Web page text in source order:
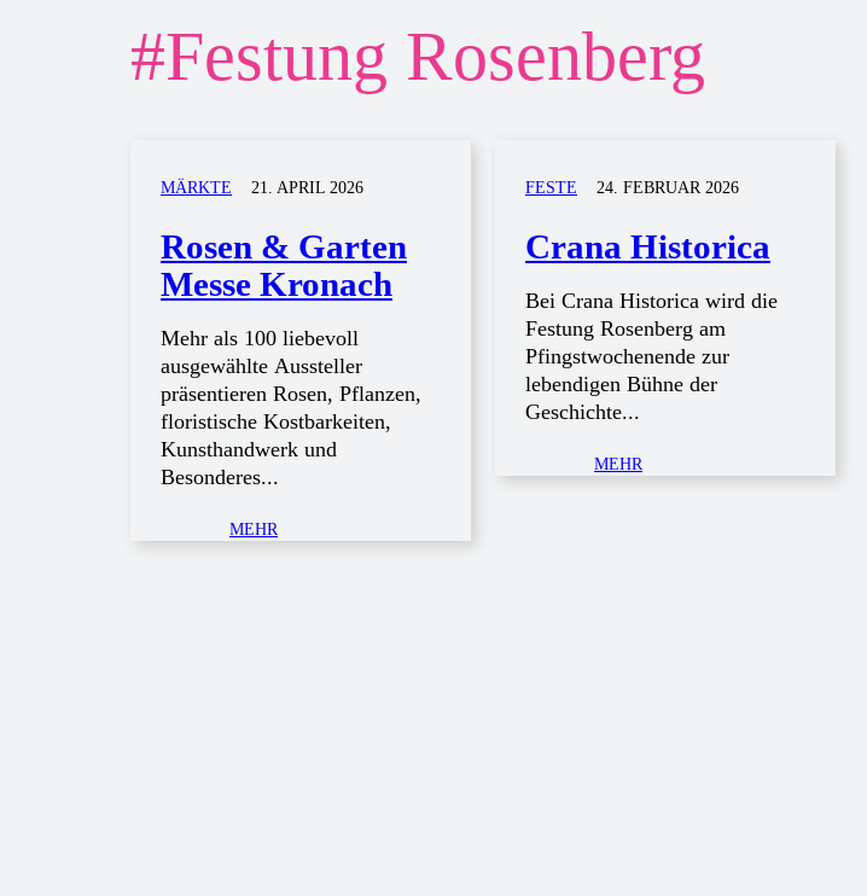
#Festung Rosenberg
MÄRKTE 21. APRIL 2026
Rosen & Garten
Messe Kronach
Mehr als 100 liebevoll
ausgewählte Aussteller
präsentieren Rosen, Pflanzen,
floristische Kostbarkeiten,
Kunsthandwerk und
Besonderes...
MEHR
FESTE 24. FEBRUAR 2026
Crana Historica
Bei Crana Historica wird die
Festung Rosenberg am
Pfingstwochenende zur
lebendigen Bühne der
Geschichte...
MEHR